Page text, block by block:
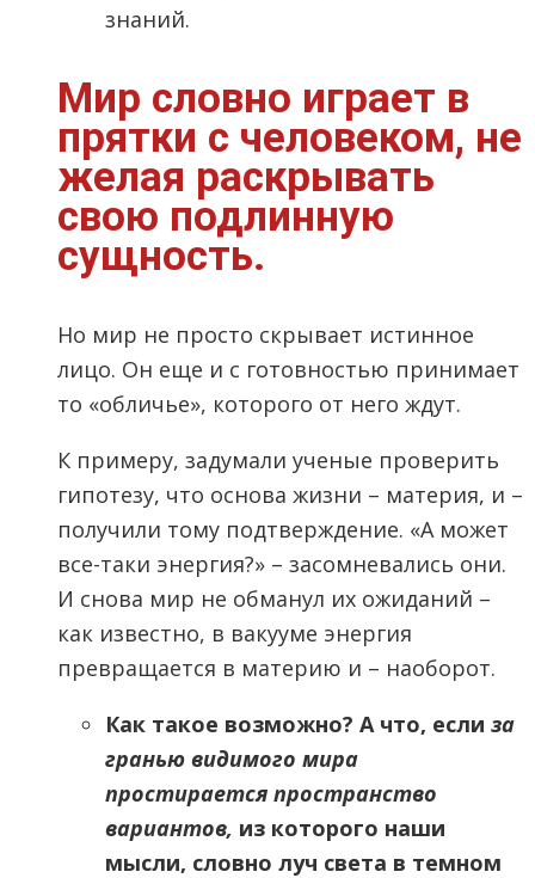
знаний.
Мир словно играет в
прятки с человеком, не
желая раскрывать
свою подлинную
сущность.
Но мир не просто скрывает истинное
лицо. Он еще и с готовностью принимает
то «обличье», которого от него ждут.
К примеру, задумали ученые проверить
гипотезу, что основа жизни – материя, и –
получили тому подтверждение. «А может
все-таки энергия?» – засомневались они.
И снова мир не обманул их ожиданий –
как известно, в вакууме энергия
превращается в материю и – наоборот.
Как такое возможно? А что, если за
гранью видимого мира
простирается пространство
вариантов, из которого наши
мысли, словно луч света в темном